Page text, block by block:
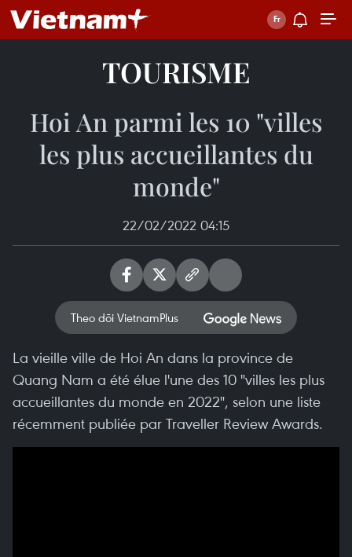
TOURISME
Hoi An parmi les 10 "villes
les plus accueillantes du
monde"
22/02/2022 04:15
Theo dõi VietnamPlus
La vieille ville de Hoi An dans la province de
Quang Nam a été élue l'une des 10 "villes les plus
accueillantes du monde en 2022", selon une liste
récemment publiée par Traveller Review Awards.